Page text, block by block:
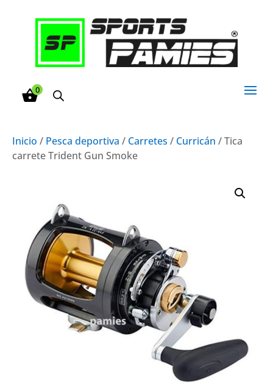
0
Inicio / Pesca deportiva / Carretes / Curricán / Tica
carrete Trident Gun Smoke